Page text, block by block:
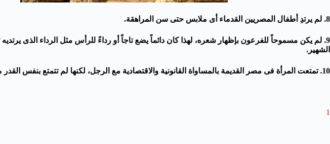
8. لم يرتدِ أطفال المصريين القدماء أى ملابس حتى سن المراهقة.
9. لم يكن مسموحاً للفرعون بإظهار شعره، لهذا كان دائماً يضع تاجاً أو رداءً للرأس مثل الرداء الذى
الشهير.
10. تمتعت المرأة فى مصر القديمة بالمساواة القانونية والاقتصادية مع الرجل، لكنها لم تتمتع بنفس القدر من المساواة الاجتماعية.
1